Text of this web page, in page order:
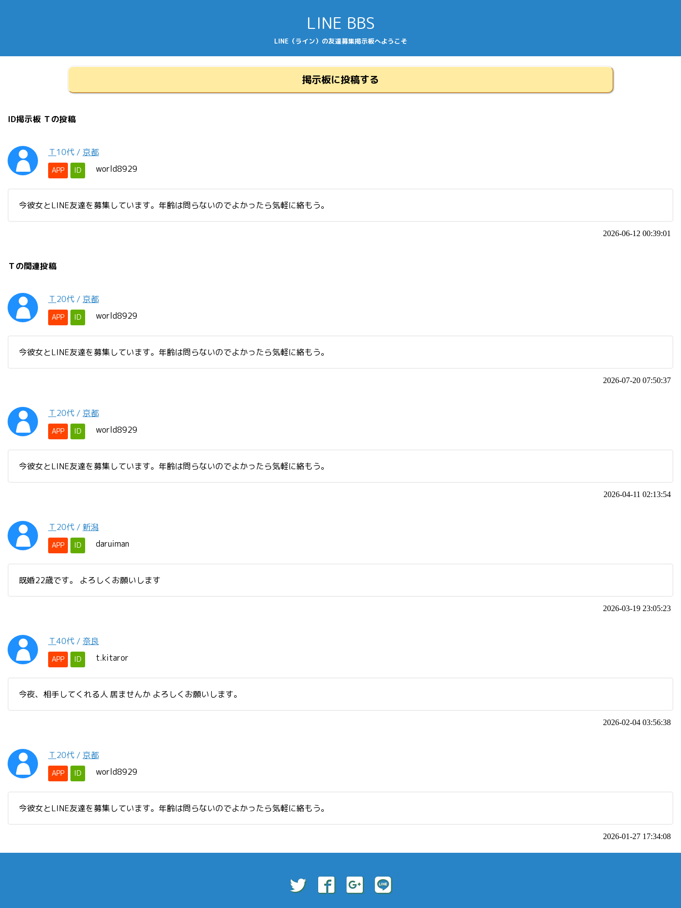
LINE BBS
LINE（ライン）の友達募集掲示板へようこそ
掲示板に投稿する
ID掲示板 Ｔの投稿
Ｔ10代 / 京都
APP ID world8929
今彼女とLINE友達を募集しています。年齢は問らないのでよかったら気軽に絡もう。
2026-06-12 00:39:01
Ｔの関連投稿
Ｔ20代 / 京都
APP ID world8929
今彼女とLINE友達を募集しています。年齢は問らないのでよかったら気軽に絡もう。
2026-07-20 07:50:37
Ｔ20代 / 京都
APP ID world8929
今彼女とLINE友達を募集しています。年齢は問らないのでよかったら気軽に絡もう。
2026-04-11 02:13:54
Ｔ20代 / 新潟
APP ID daruiman
既婚22歳です。 よろしくお願いします
2026-03-19 23:05:23
Ｔ40代 / 奈良
APP ID t.kitaror
今夜、相手してくれる人 居ませんか よろしくお願いします。
2026-02-04 03:56:38
Ｔ20代 / 京都
APP ID world8929
今彼女とLINE友達を募集しています。年齢は問らないのでよかったら気軽に絡もう。
2026-01-27 17:34:08